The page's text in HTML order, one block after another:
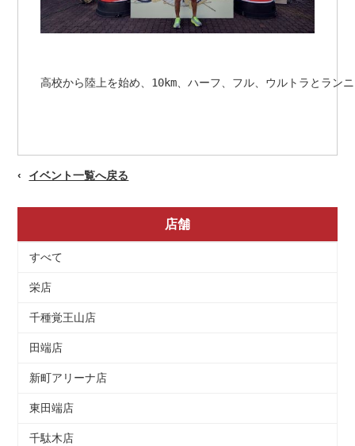
高校から陸上を始め、10km、ハーフ、フル、ウルトラとラ
イベント一覧へ戻る
店舗
すべて
栄店
千種覚王山店
田端店
新町アリーナ店
東田端店
千駄木店